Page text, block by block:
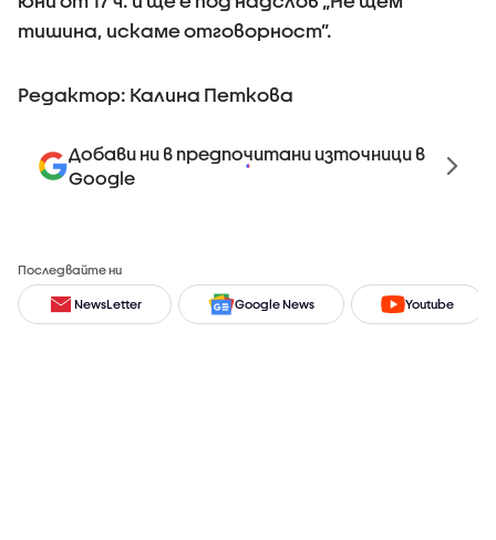
тишина, искаме отговорност”.
Редактор: Калина Петкова
Добави ни в предпочитани източници в
Google
Последвайте ни
NewsLetter Google News Youtube